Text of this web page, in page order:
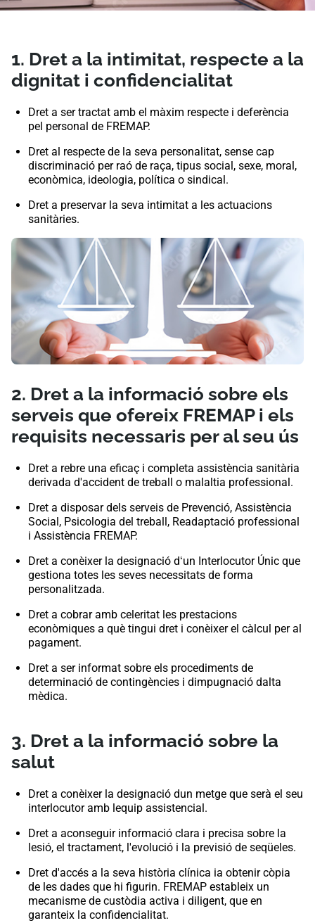
1. Dret a la intimitat, respecte a la
dignitat i confidencialitat
Dret a ser tractat amb el màxim respecte i deferència
pel personal de FREMAP.
Dret al respecte de la seva personalitat, sense cap
discriminació per raó de raça, tipus social, sexe, moral,
econòmica, ideologia, política o sindical.
Dret a preservar la seva intimitat a les actuacions
sanitàries.
2. Dret a la informació sobre els
serveis que ofereix FREMAP i els
requisits necessaris per al seu ús
Dret a rebre una eficaç i completa assistència sanitària
derivada d'accident de treball o malaltia professional.
Dret a disposar dels serveis de Prevenció, Assistència
Social, Psicologia del treball, Readaptació professional
i Assistència FREMAP.
Dret a conèixer la designació dʻun Interlocutor Únic que
gestiona totes les seves necessitats de forma
personalitzada.
Dret a cobrar amb celeritat les prestacions
econòmiques a què tingui dret i conèixer el càlcul per al
pagament.
Dret a ser informat sobre els procediments de
determinació de contingències i dimpugnació dalta
mèdica.
3. Dret a la informació sobre la
salut
Dret a conèixer la designació dun metge que serà el seu
interlocutor amb lequip assistencial.
Dret a aconseguir informació clara i precisa sobre la
lesió, el tractament, l'evolució i la previsió de seqüeles.
Dret d'accés a la seva història clínica ia obtenir còpia
de les dades que hi figurin. FREMAP estableix un
mecanisme de custòdia activa i diligent, que en
garanteix la confidencialitat.